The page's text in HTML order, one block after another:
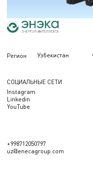
Регион Узбекистан
СОЦИАЛЬНЫЕ СЕТИ
Instagram
Linkedin
YouTube
+998712050797
uz@enecagroup.com